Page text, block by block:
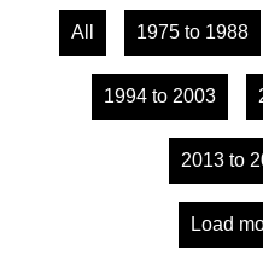
All 1975 to 1988
1994 to 2003
2013 to
Load